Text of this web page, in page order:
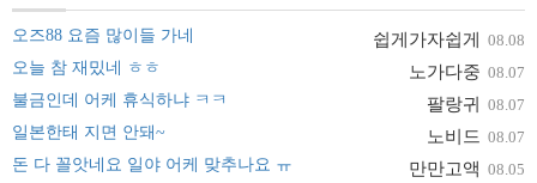
쉽게가자쉽게 08.08
오즈88 요즘 많이들 가네
노가다중 08.07
오늘 참 재밌네 ㅎㅎ
팔랑귀 08.07
불금인데 어케 휴식하냐 ㅋㅋ
노비드 08.07
일본한태 지면 안돼~
만만고액 08.05
돈 다 꼴앗네요 일야 어케 맞추나요 ㅠ